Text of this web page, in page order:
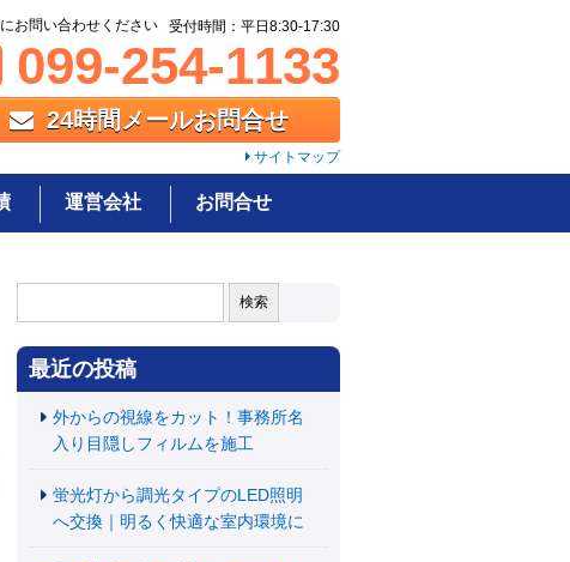
お問い合わせください
099-254-1133
受付時間：平日8:30-17:30
24時間メールお問合せ
サイトマップ
運営会社 お問合せ
索:
最近の投稿
外からの視線をカット！事務所名
入り目隠しフィルムを施工
蛍光灯から調光タイプのLED照明
へ交換｜明るく快適な室内環境に